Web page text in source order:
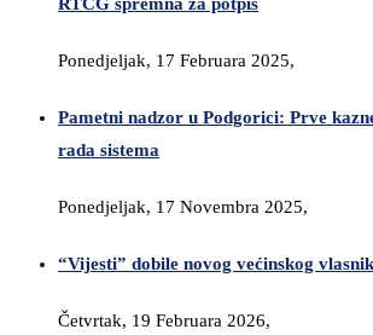
RTCG spremna za potpis
Ponedjeljak, 17 Februara 2025,
Pametni nadzor u Podgorici: Prve
rada sistema
Ponedjeljak, 17 Novembra 2025,
“Vijesti” dobile novog većinskog
Četvrtak, 19 Februara 2026,